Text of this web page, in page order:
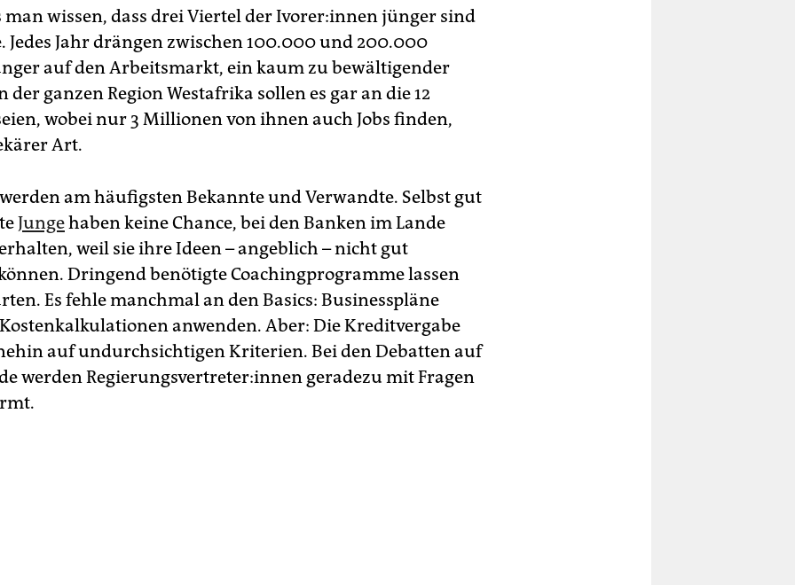
man wissen, dass drei Viertel der Ivo­re­r:in­nen jünger sind
Jedes Jahr drängen zwischen 100.000 und 200.000
auf den Arbeitsmarkt, ein kaum zu bewältigender
der ganzen Region Westafrika sollen es gar an die 12
wobei nur 3 Millionen von ihnen auch Jobs finden,
Art.
am häufigsten Bekannte und Verwandte. Selbst gut
Jungehaben keine Chance, bei den Banken im Lande
weil sie ihre Ideen – angeblich – nicht gut
Dringend benötigte Coachingprogramme lassen
Es fehle manchmal an den Basics: Businesspläne
anwenden. Aber: Die Kreditvergabe
auf undurchsichtigen Kriterien. Bei den Debatten auf
werden Re­gie­rungs­ver­tre­te­r:in­nen geradezu mit Fragen